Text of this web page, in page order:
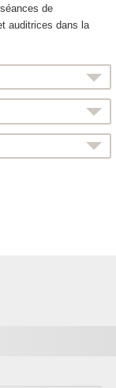
de
auditrices dans la